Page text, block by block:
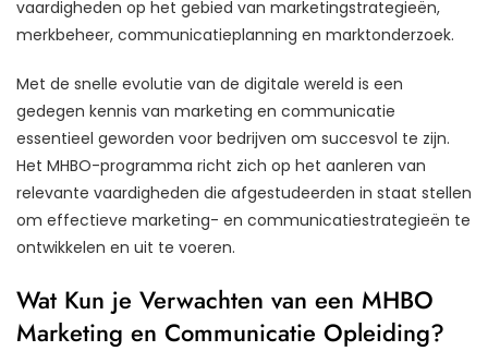
vaardigheden op het gebied van marketingstrategieën,
merkbeheer, communicatieplanning en marktonderzoek.
Met de snelle evolutie van de digitale wereld is een
gedegen kennis van marketing en communicatie
essentieel geworden voor bedrijven om succesvol te zijn.
Het MHBO-programma richt zich op het aanleren van
relevante vaardigheden die afgestudeerden in staat stellen
om effectieve marketing- en communicatiestrategieën te
ontwikkelen en uit te voeren.
Wat Kun je Verwachten van een MHBO
Marketing en Communicatie Opleiding?